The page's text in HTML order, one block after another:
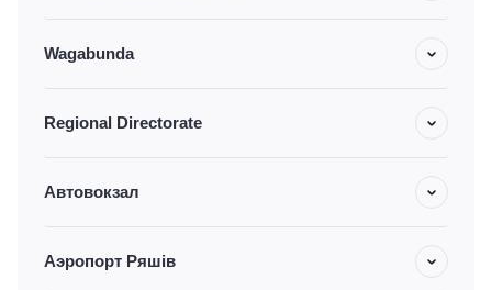
Wagabunda
Regional Directorate
Автовокзал
Аэропорт Ряшів